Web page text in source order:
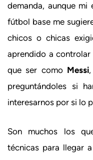
demanda, aunque mi
fútbol base me
chicos o chicas
aprendido a
que ser como Messi,
preguntándoles si
interesarnos por si lo
Son muchos los
técnicas para llegar